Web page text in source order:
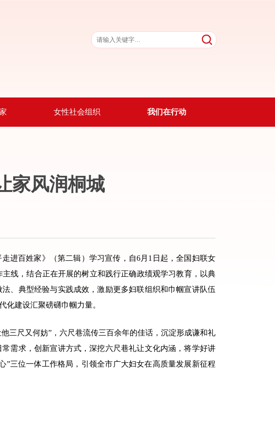
女性社会组织 我们在行动
家风润桐城
百姓家》（第二辑）学习宣传，自6月1日起，全国妇联女
线，结合正在开展的树立和践行正确政绩观学习教育，以典
、典型经验与实践成效，激励更多妇联组织和巾帼宣讲队伍
化建设汇聚磅礴巾帼力量。
尺又何妨”，六尺巷流传三百余年的佳话，沉淀形成谦和礼
需求，创新宣讲方式，深挖六尺巷礼让文化内涵，将学好讲
三位一体工作格局，引领全市广大妇女在高质量发展新征程